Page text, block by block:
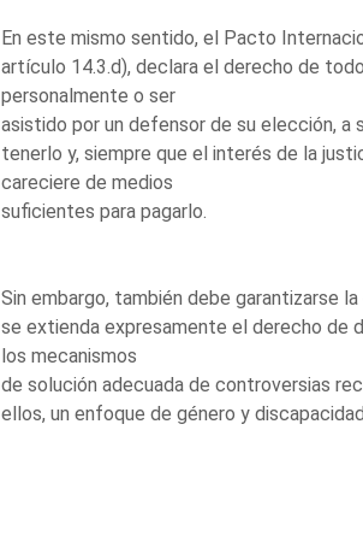
En este mismo sentido, el Pacto
artículo 14.3.d), declara el derecho de
personalmente o ser
asistido por un defensor de su elección, a
tenerlo y, siempre que el interés de la
careciere de medios
suficientes para pagarlo.
Sin embargo, también debe garantizarse
se extienda expresamente el derecho de
los mecanismos
de solución adecuada de controversias
ellos, un enfoque de género y discapacidad.